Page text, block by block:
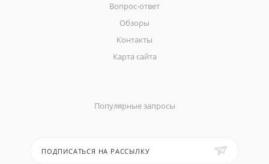
Вопрос-ответ
Обзоры
Контакты
Карта сайта
Популярные запросы
ПОДПИСАТЬСЯ НА РАССЫЛКУ